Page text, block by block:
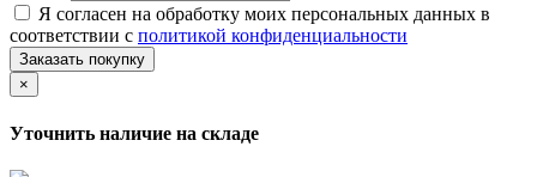
Я согласен на обработку моих персональных данных в
соответствии с политикой конфиденциальности
Заказать покупку
×
Уточнить наличие на складе